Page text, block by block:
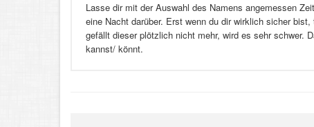
Lasse dir mit der Auswahl des Namens angemessen
eine Nacht darüber. Erst wenn du dir wirklich sicher
gefällt dieser plötzlich nicht mehr, wird es sehr schwer.
kannst/ könnt.